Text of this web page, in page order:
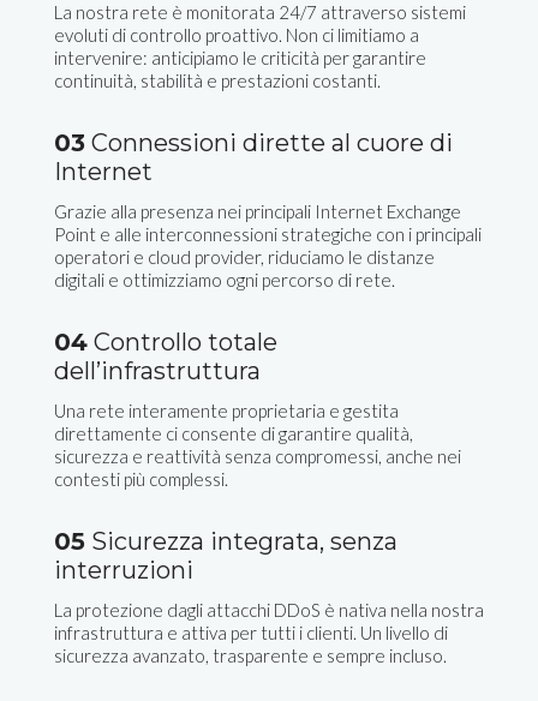
La nostra rete è monitorata 24/7 attraverso sistemi
evoluti di controllo proattivo. Non ci limitiamo a
intervenire: anticipiamo le criticità per garantire
continuità, stabilità e prestazioni costanti.
03 Connessioni dirette al cuore di
Internet
Grazie alla presenza nei principali Internet Exchange
Point e alle interconnessioni strategiche con i principali
operatori e cloud provider, riduciamo le distanze
digitali e ottimizziamo ogni percorso di rete.
04 Controllo totale
dell’infrastruttura
Una rete interamente proprietaria e gestita
direttamente ci consente di garantire qualità,
sicurezza e reattività senza compromessi, anche nei
contesti più complessi.
05 Sicurezza integrata, senza
interruzioni
La protezione dagli attacchi DDoS è nativa nella nostra
infrastruttura e attiva per tutti i clienti. Un livello di
sicurezza avanzato, trasparente e sempre incluso.